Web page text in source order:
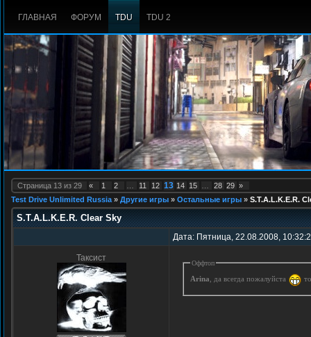
ГЛАВНАЯ ФОРУМ TDU TDU 2
Страница 13 из 29 « 1 2 11 12 13 14 15 28 29 »
Test Drive Unlimited Russia » Другие игры » Остальные игры » S.T.A.L.K.E.R.
S.T.A.L.K.E.R. Clear Sky
Дата: Пятница, 22.08.2008,
Таксист
Оффтоп
Arina , да всегда пожалуйста